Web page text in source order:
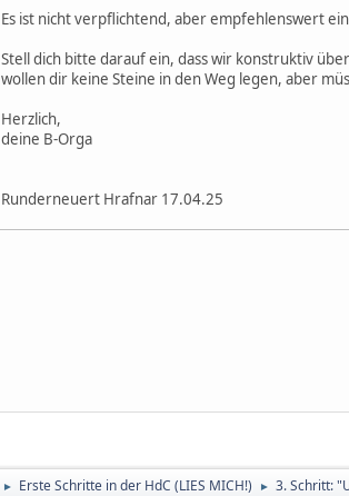
Es ist nicht verpflichtend, aber empfehlenswert
Stell dich bitte darauf ein, dass wir konstruktiv
wollen dir keine Steine in den Weg legen, aber
Herzlich,
deine B-Orga
Runderneuert Hrafnar 17.04.25
► Erste Schritte in der HdC (LIES MICH!) ► 3. Schritt: